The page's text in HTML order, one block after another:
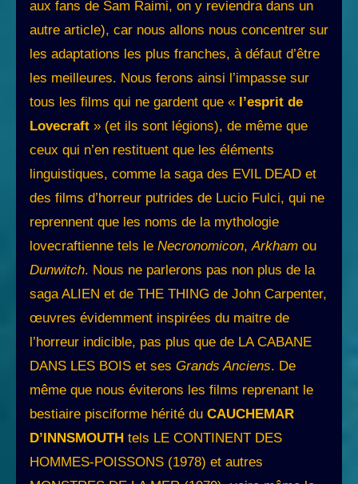
aux fans de Sam Raimi, on y reviendra dans un
autre article), car nous allons nous concentrer sur
les adaptations les plus franches, à défaut d’être
les meilleures. Nous ferons ainsi l’impasse sur
tous les films qui ne gardent que « l’esprit de
Lovecraft » (et ils sont légions), de même que
ceux qui n’en restituent que les éléments
linguistiques, comme la saga des EVIL DEAD et
des films d’horreur putrides de Lucio Fulci, qui ne
reprennent que les noms de la mythologie
lovecraftienne tels le Necronomicon,Arkham ou
Dunwitch. Nous ne parlerons pas non plus de la
saga ALIEN et de THE THING de John Carpenter,
œuvres évidemment inspirées du maitre de
l’horreur indicible, pas plus que de LA CABANE
DANS LES BOIS et ses Grands Anciens. De
même que nous éviterons les films reprenant le
bestiaire pisciforme hérité du CAUCHEMAR
D’INNSMOUTH tels LE CONTINENT DES
HOMMES-POISSONS (1978) et autres